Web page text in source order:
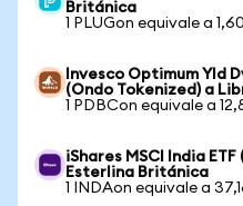
Británica
1 PLUGon equivale a
Invesco Optimum Yld
(Ondo Tokenized) a
1 PDBCon equivale a
iShares MSCI India
Esterlina Británica
1 INDAon equivale a